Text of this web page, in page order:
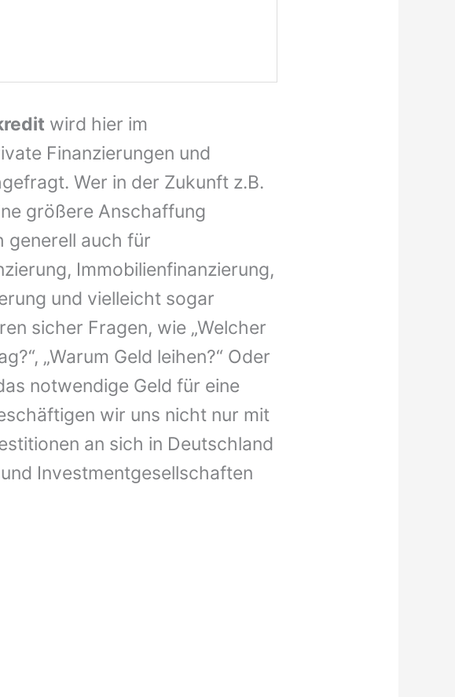
wird hier im
Finanzierungen und
Wer in der Zukunft z.B.
größere Anschaffung
generell auch für
Immobilienfinanzierung,
und vielleicht sogar
sicher Fragen, wie „Welcher
„Warum Geld leihen?“ Oder
notwendige Geld für eine
wir uns nicht nur mit
an sich in Deutschland
Investmentgesellschaften